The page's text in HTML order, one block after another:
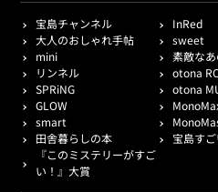
宝島チャンネル
InRed
大人のおしゃれ手帖
sweet
mini
素敵なあ
リンネル
otona
SPRiNG
otona
GLOW
smart
田舎暮らしの本
宝島す
『このミステリーがすご
い！』大賞